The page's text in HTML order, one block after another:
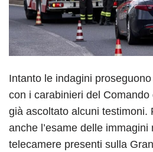
Intanto le indagini
con i carabinieri del Comando
già ascoltato alcuni testimoni.
anche l’esame delle
telecamere presenti sulla